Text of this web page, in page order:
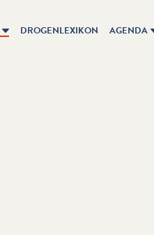
DROGENLEXIKON AGENDA